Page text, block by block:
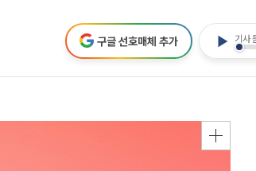
기사
구글 선호매체 추가